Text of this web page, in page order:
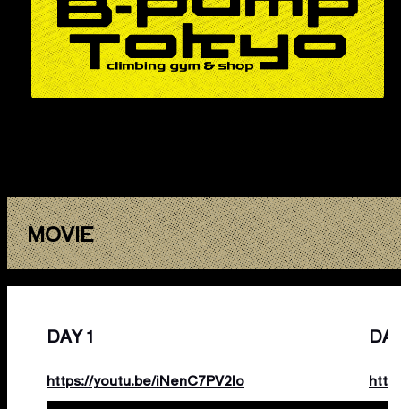
MOVIE
DAY１
https://youtu.be/iNenC7PV2lo